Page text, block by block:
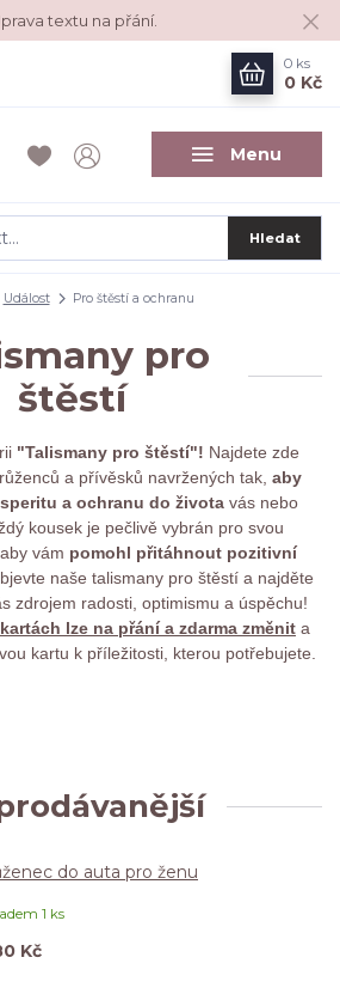
textu na přání.
Menu
Hledat
0 ks
0 Kč
Událost Pro štěstí a ochranu
pro
štěstí
"Talismany pro štěstí"! Najdete zde
a přívěsků navržených tak,aby
a ochranu do životavás nebo
kousek je pečlivě vybrán pro svou
vám pomohl přitáhnout pozitivní
naše talismany pro štěstí a najděte
zdrojem radosti, optimismu a úspěchu!
lze na přání a zdarma změnita
kartu k příležitosti, kterou potřebujete.
do auta pro ženu
1 ks
Kč